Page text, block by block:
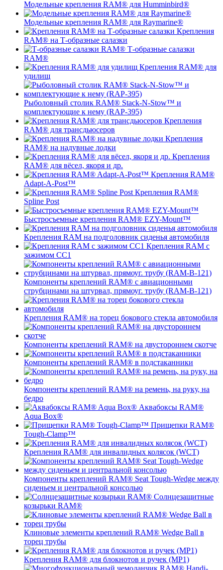
Модельные крепления RAM® для Humminbird®
Модельные крепления RAM® для Raymarine®
Крепления
RAM® на Т-образные салазки
Т-образные салазки
RAM®
Крепления RAM® для
удилищ
Рыболовный столик RAM® Stack-N-Stow™ и
комплектующие к нему (RAP-395)
Крепления
RAM® для трансдьюсеров
Крепления
RAM® на надувные лодки
Крепления
RAM® для вёсел, якоря и др.
Крепления RAM®
Adapt-A-Post™
Крепления RAM®
Spline Post
Быстросъемные крепления RAM® EZY-Mount™
Крепления RAM на подголовник сиденья автомобиля
Крепления RAM с
зажимом СС1
Компоненты креплений RAM® с авиационными
струбцинами на штурвал, прямоуг. трубу (RAM-B-121)
Крепления RAM® на торец бокового стекла автомобиля
Компоненты креплений RAM® на двустороннем скотче
Компоненты креплений RAM® в подстаканники
Компоненты креплений RAM® на ремень, на руку, на
бедро
Аквабоксы RAM®
Aqua Box®
Прищепки RAM®
Tough-Clamp™
Крепления RAM® для инвалидных колясок (WCT)
Компоненты креплений RAM® Seat Tough-Wedge между
сиденьем и центральной консолью
Солнцезащитные
козырьки RAM®
Клиновые элементы креплений RAM® Wedge Ball в
торец трубы
Крепления RAM® для блокнотов и ручек (MP1)